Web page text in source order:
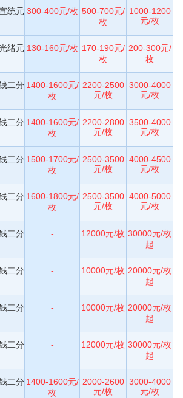
统元 300-400元/枚 500-700元/
枚
1000-1200
元/枚
绪元 130-160元/枚 170-190元/
枚
200-300元/
枚
二分 1400-1600元/
枚
2200-2500
元/枚
3000-4000
元/枚
二分 1400-1600元/
枚
2200-2800
元/枚
3500-4000
元/枚
二分 1500-1700元/
枚
2500-3500
元/枚
4000-4500
元/枚
二分 1600-1800元/
枚
2500-3500
元/枚
4000-5000
元/枚
二分
- 12000元/枚 30000元/枚
起
二分
- 10000元/枚 20000元/枚
起
二分
- 10000元/枚 20000元/枚
起
二分
- 12000元/枚 30000元/枚
起
二分 1400-1600元/
枚
2000-2600
元/枚
3000-4000
元/枚